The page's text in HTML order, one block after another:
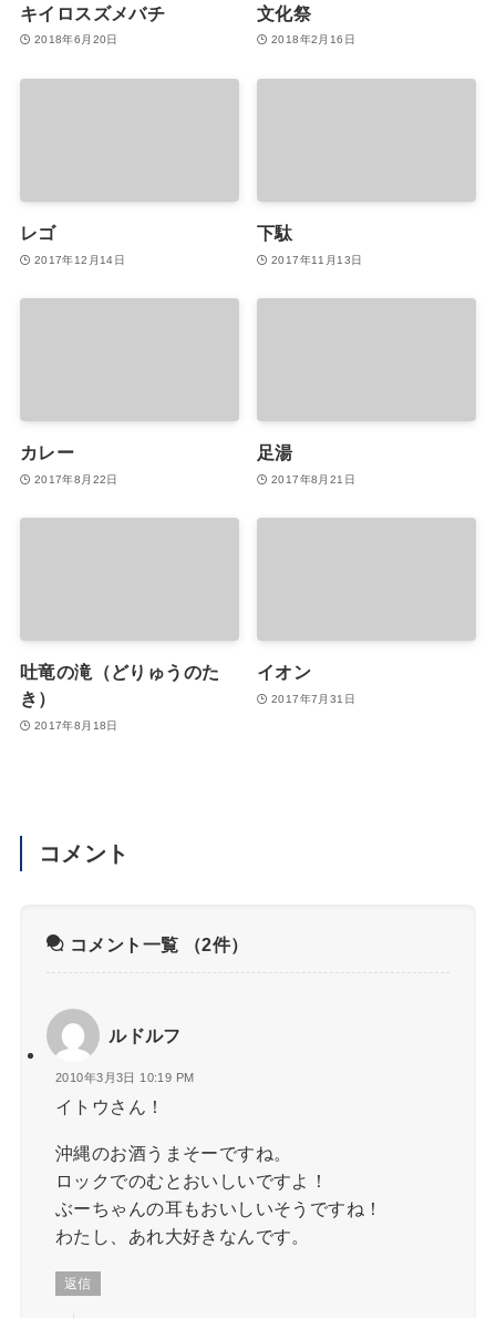
キイロスズメバチ
2018年6月20日
文化祭
2018年2月16日
レゴ
2017年12月14日
下駄
2017年11月13日
カレー
2017年8月22日
足湯
2017年8月21日
吐竜の滝（どりゅうのた
き）
2017年8月18日
イオン
2017年7月31日
コメント
コメント一覧 （2件）
ルドルフ
2010年3月3日 10:19 PM
イトウさん！
沖縄のお酒うまそーですね。
ロックでのむとおいしいですよ！
ぶーちゃんの耳もおいしいそうですね！
わたし、あれ大好きなんです。
返信